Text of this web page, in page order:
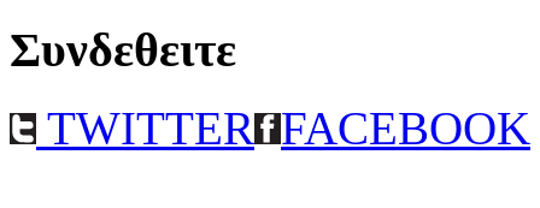
Συνδεθειτε
TWITTER FACEBOOK